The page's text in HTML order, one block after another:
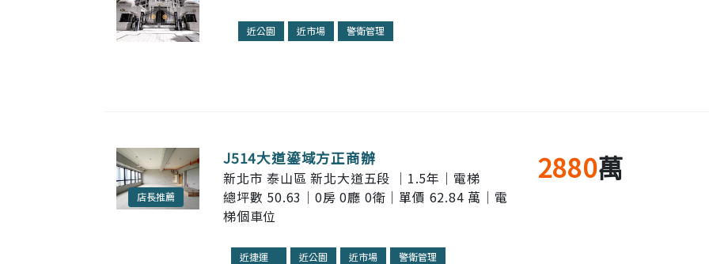
近公園 近市場 警衛管理
店長推薦
J514大道鎏域方正商辦
新北市 泰山區 新北大道五段 ｜1.5年｜電梯
總坪數 50.63｜0房 0廳 0衛｜單價 62.84 萬｜電
梯個車位
近捷運 近公園 近市場
警衛管理
2880萬